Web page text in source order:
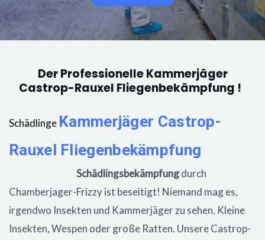
Der Professionelle Kammerjäger
Castrop-Rauxel Fliegenbekämpfung !
Schädlinge Kammerjäger Castrop-
Rauxel Fliegenbekämpfung
Schädlingsbekämpfungdurch
Chamberjager-Frizzy ist beseitigt! Niemand mag es,
irgendwo Insekten und Kammerjäger zu sehen. Kleine
Insekten, Wespen oder große Ratten. UnsereCastrop-